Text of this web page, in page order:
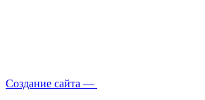
Создание сайта —